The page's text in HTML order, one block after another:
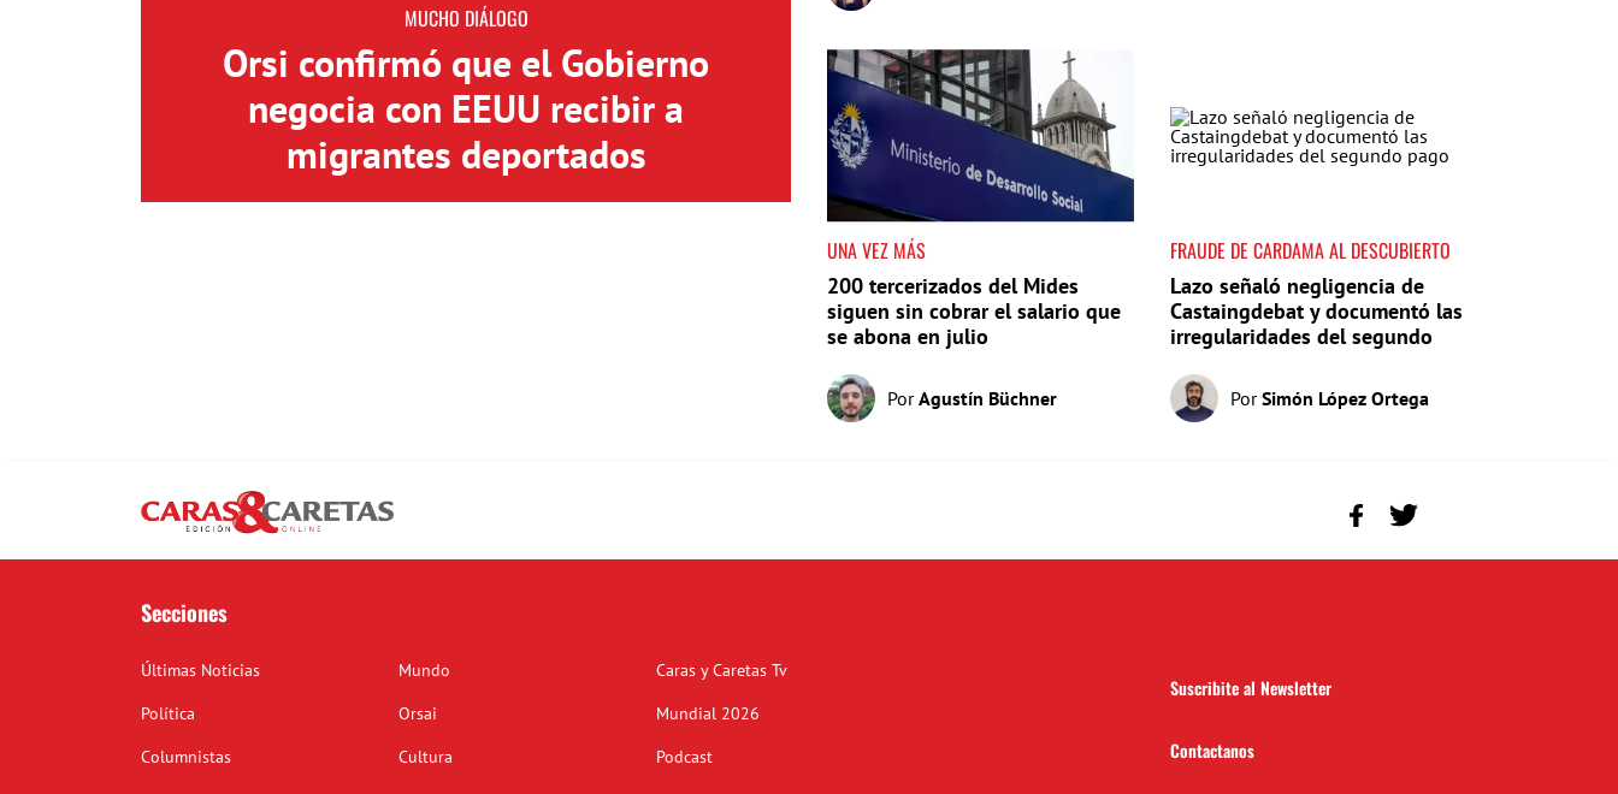
MUCHO DIÁLOGO
Orsi confirmó que el Gobierno
negocia con EEUU recibir a
migrantes deportados
UNA VEZ MÁS
200 tercerizados del Mides
siguen sin cobrar el salario que
se abona en julio
PorAgustín Büchner
FRAUDE DE CARDAMA AL DESCUBIERTO
Lazo señaló negligencia de
Castaingdebat y documentó las
irregularidades del segundo
PorSimón López Ortega
Secciones
Últimas Noticias
Política
Columnistas
Mundo
Orsai
Cultura
Caras y Caretas Tv
Mundial 2026
Podcast
Suscribite al Newsletter
Contactanos